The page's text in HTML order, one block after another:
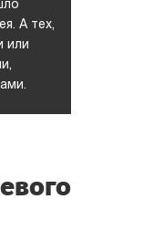
А тех,
или